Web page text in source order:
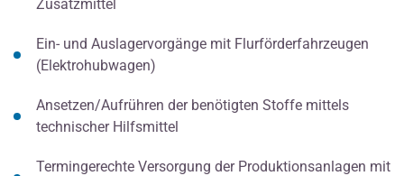
Zusatzmittel
Ein- und Auslagervorgänge mit Flurförderfahrzeugen
(Elektrohubwagen)
Ansetzen/Aufrühren der benötigten Stoffe mittels
technischer Hilfsmittel
Termingerechte Versorgung der Produktionsanlagen mit